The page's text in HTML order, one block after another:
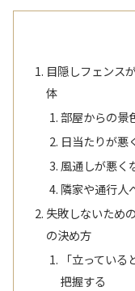
目隠しフェンス
体
部屋からの景
日当たりが悪
風通しが悪く
隣家や通行人
失敗しないため
の決め方
「立ってい
把握する